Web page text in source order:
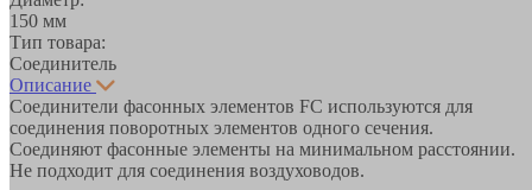
150 мм
Тип товара:
Соединитель
Описание
Соединители фасонных элементов FC используются для
соединения поворотных элементов одного сечения.
Соединяют фасонные элементы на минимальном расстоянии.
Не подходит для соединения воздуховодов.